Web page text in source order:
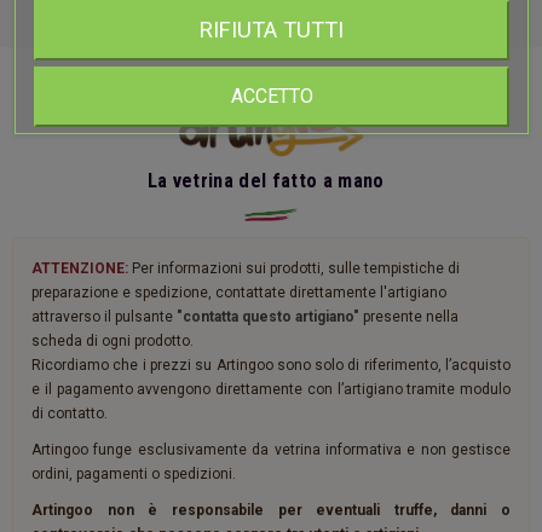
La vetrina del fatto a mano
ATTENZIONE: Per informazioni sui prodotti, sulle tempistiche di
preparazione e spedizione, contattate direttamente l'artigiano
attraverso il pulsante "contatta questo artigiano" presente nella
scheda di ogni prodotto.
Ricordiamo che i prezzi su Artingoo sono solo di riferimento, l’acquisto
e il pagamento avvengono direttamente con l’artigiano tramite modulo
di contatto.
Artingoo funge esclusivamente da vetrina informativa e non gestisce
ordini, pagamenti o spedizioni.
Artingoo non è responsabile per eventuali truffe, danni o
RIFIUTA TUTTI
ACCETTO